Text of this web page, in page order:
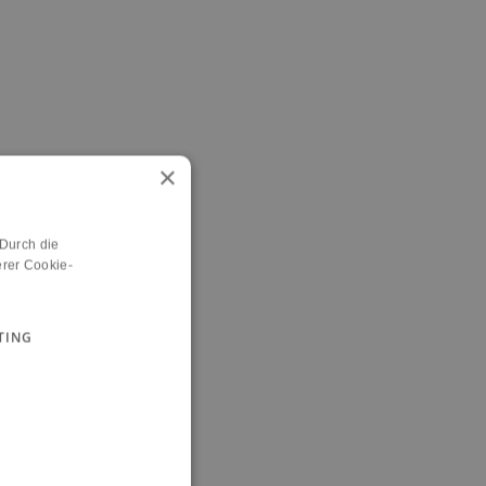
×
die
Cookie-